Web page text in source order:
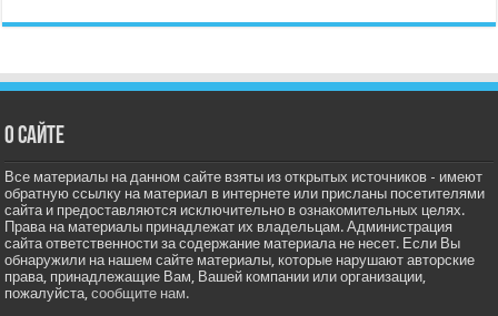
О сайте
Все материалы на данном сайте взяты из открытых источников - имеют
обратную ссылку на материал в интернете или присланы посетителями
сайта и предоставляются исключительно в ознакомительных целях.
Права на материалы принадлежат их владельцам. Администрация
сайта ответственности за содержание материала не несет. Если Вы
обнаружили на нашем сайте материалы, которые нарушают авторские
права, принадлежащие Вам, Вашей компании или организации,
пожалуйста,сообщите нам.